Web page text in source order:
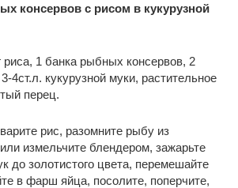
консервов с рисом в кукурузной
риса, 1 банка рыбных консервов, 2
4ст.л. кукурузной муки, растительное
перец.
рис, разомните рыбу из
измельчите блендером, зажарьте
до золотистого цвета, перемешайте
в фарш яйца, посолите, поперчите,